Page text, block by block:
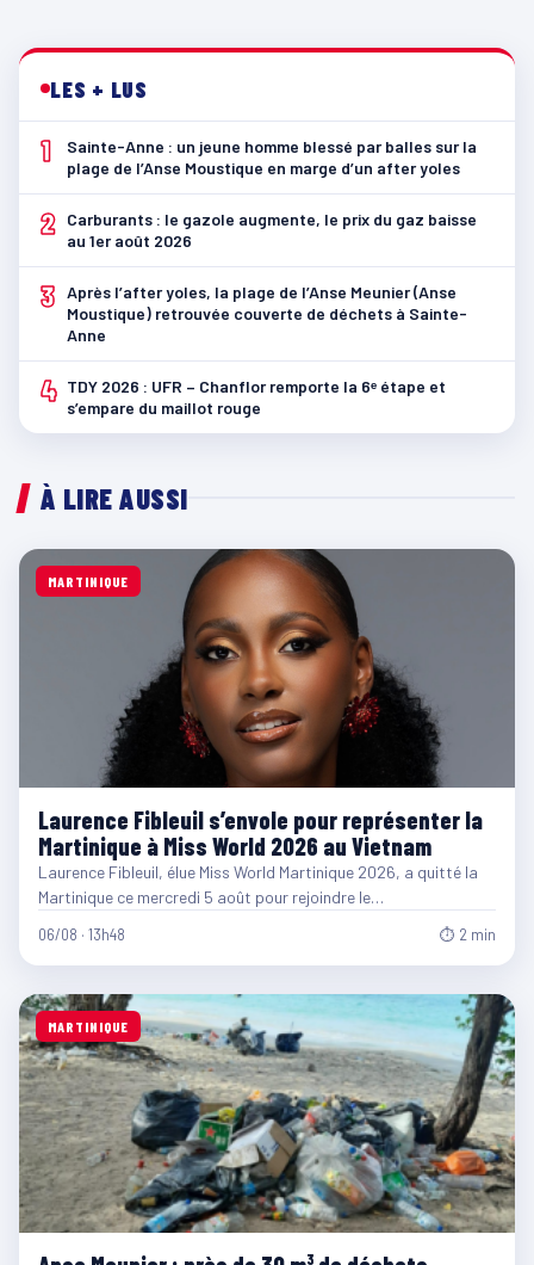
LES + LUS
1
Sainte-Anne : un jeune homme blessé par balles sur la
plage de l’Anse Moustique en marge d’un after yoles
2
Carburants : le gazole augmente, le prix du gaz baisse
au 1er août 2026
3 Après l’after yoles, la plage de l’Anse Meunier (Anse
Moustique) retrouvée couverte de déchets à Sainte-
Anne
4 TDY 2026 : UFR – Chanflor remporte la 6ᵉ étape et
s’empare du maillot rouge
À LIRE AUSSI
MARTINIQUE
Laurence Fibleuil s’envole pour représenter la
Martinique à Miss World 2026 au Vietnam
Laurence Fibleuil, élue Miss World Martinique 2026, a quitté la
Martinique ce mercredi 5 août pour rejoindre le…
06/08 · 13h48 ⏱ 2 min
MARTINIQUE